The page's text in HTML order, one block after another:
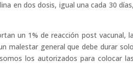
en dos dosis, igual una cada 30 días,
un 1% de reacción post vacunal, la
malestar general que debe durar solo
los autorizados para colocar las